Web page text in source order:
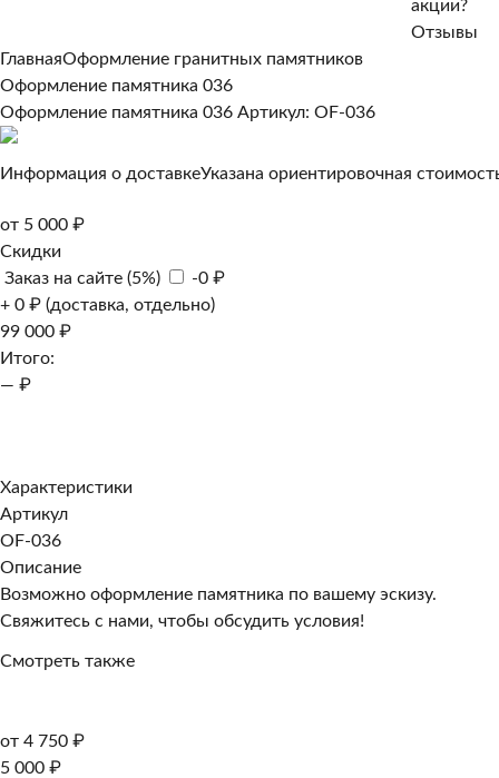
акции?
Отзывы
ГлавнаяОформление гранитных памятников
Оформление памятника 036
Оформление памятника 036 Артикул: OF-036
Информация о доставкеУказана ориентировочная
от 5 000 ₽
Скидки
Заказ на сайте (5%)
-0 ₽
+ 0 ₽ (доставка, отдельно)
99 000 ₽
Итого:
— ₽
Характеристики
Артикул
OF-036
Описание
Возможно оформление памятника по вашему эскизу.
Свяжитесь с нами, чтобы обсудить условия!
Смотреть также
от 4 750 ₽
5 000 ₽